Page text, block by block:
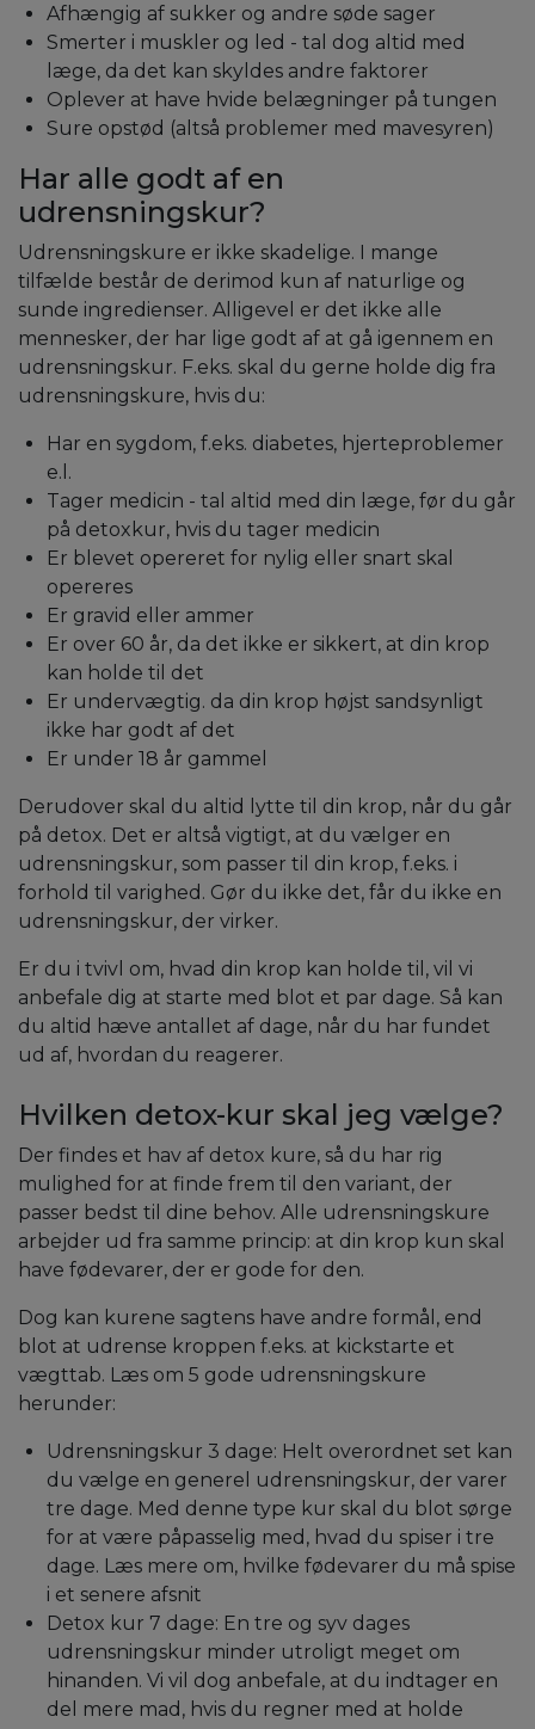
Afhængig af sukker og andre søde sager
Smerter i muskler og led - tal dog altid med
læge, da det kan skyldes andre faktorer
Oplever at have hvide belægninger på tungen
Sure opstød (altså problemer med mavesyren)
Har alle godt af en
udrensningskur?
Udrensningskure er ikke skadelige. I mange
tilfælde består de derimod kun af naturlige og
sunde ingredienser. Alligevel er det ikke alle
mennesker, der har lige godt af at gå igennem en
udrensningskur. F.eks. skal du gerne holde dig fra
udrensningskure, hvis du:
Har en sygdom, f.eks. diabetes, hjerteproblemer
e.l.
Tager medicin - tal altid med din læge, før du går
på detoxkur, hvis du tager medicin
Er blevet opereret for nylig eller snart skal
opereres
Er gravid eller ammer
Er over 60 år, da det ikke er sikkert, at din krop
kan holde til det
Er undervægtig. da din krop højst sandsynligt
ikke har godt af det
Er under 18 år gammel
Derudover skal du altid lytte til din krop, når du går
på detox. Det er altså vigtigt, at du vælger en
udrensningskur, som passer til din krop, f.eks. i
forhold til varighed. Gør du ikke det, får du ikke en
udrensningskur, der virker.
Er du i tvivl om, hvad din krop kan holde til, vil vi
anbefale dig at starte med blot et par dage. Så kan
du altid hæve antallet af dage, når du har fundet
ud af, hvordan du reagerer.
Hvilken detox-kur skal jeg vælge?
Der findes et hav af detox kure, så du har rig
mulighed for at finde frem til den variant, der
passer bedst til dine behov. Alle udrensningskure
arbejder ud fra samme princip: at din krop kun skal
have fødevarer, der er gode for den.
Dog kan kurene sagtens have andre formål, end
blot at udrense kroppen f.eks. at kickstarte et
vægttab. Læs om 5 gode udrensningskure
herunder:
Udrensningskur 3 dage: Helt overordnet set kan
du vælge en generel udrensningskur, der varer
tre dage. Med denne type kur skal du blot sørge
for at være påpasselig med, hvad du spiser i tre
dage. Læs mere om, hvilke fødevarer du må spise
i et senere afsnit
Detox kur 7 dage: En tre og syv dages
udrensningskur minder utroligt meget om
hinanden. Vi vil dog anbefale, at du indtager en
del mere mad, hvis du regner med at holde